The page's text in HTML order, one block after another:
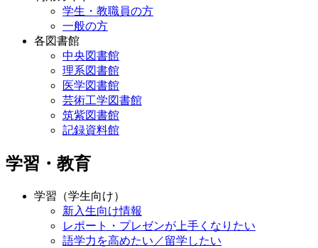
学生・教職員の方
一般の方
各図書館
中央図書館
理系図書館
医学図書館
芸術工学図書館
筑紫図書館
記録資料館
学習・教育
学習（学生向け）
新入生向け情報
レポート・プレゼンが上手くなりたい
語学力を高めたい／留学したい